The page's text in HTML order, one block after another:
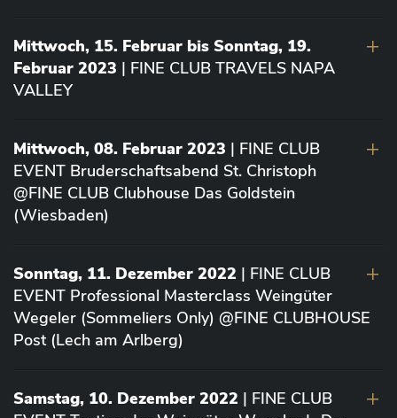
Mittwoch, 15. Februar bis Sonntag, 19.
Februar 2023 | FINE CLUB TRAVELS NAPA
VALLEY
Mittwoch, 08. Februar 2023 | FINE CLUB
EVENT Bruderschaftsabend St. Christoph
@FINE CLUB Clubhouse Das Goldstein
(Wiesbaden)
Sonntag, 11. Dezember 2022 | FINE CLUB
EVENT Professional Masterclass Weingüter
Wegeler (Sommeliers Only) @FINE CLUBHOUSE
Post (Lech am Arlberg)
Samstag, 10. Dezember 2022 | FINE CLUB